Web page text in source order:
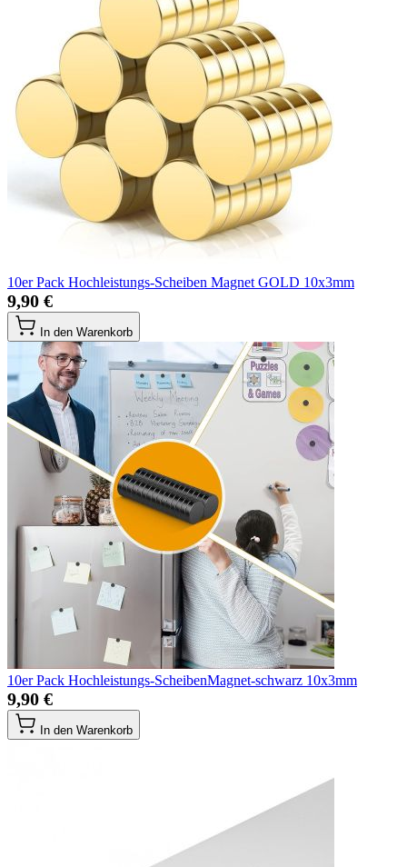
10er Pack Hochleistungs-Scheiben Magnet GOLD 10x3mm
9,90 €
In den Warenkorb
10er Pack Hochleistungs-ScheibenMagnet-schwarz 10x3mm
9,90 €
In den Warenkorb